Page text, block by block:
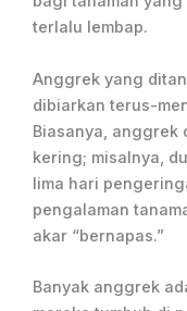
terlalu lembap.
Anggrek yang
dibiarkan terus-
Biasanya, anggrek
kering; misalnya,
lima hari
pengalaman
akar “bernapas.”
Banyak anggrek